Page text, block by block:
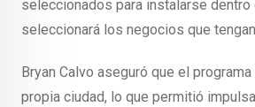
seleccionados para instalarse
seleccionará los negocios que
Bryan Calvo aseguró que el
propia ciudad, lo que permitió